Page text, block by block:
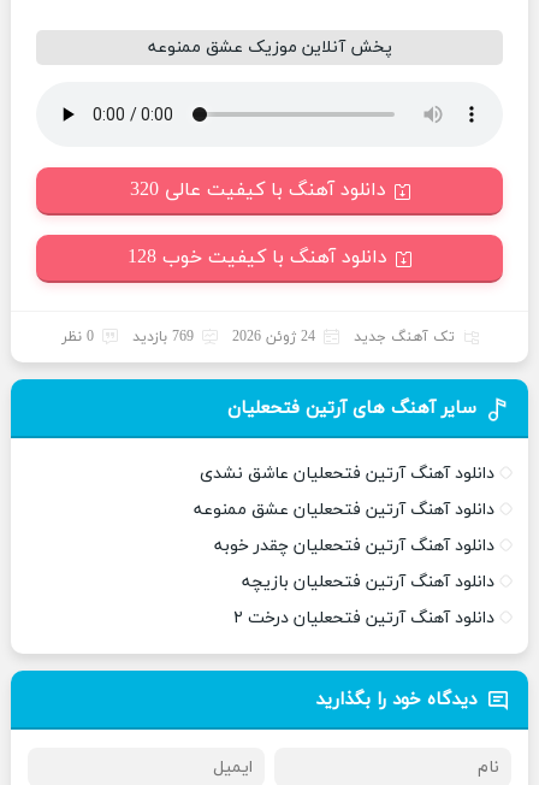
پخش آنلاین موزیک عشق ممنوعه
دانلود آهنگ با کیفیت عالی 320
دانلود آهنگ با کیفیت خوب 128
تک آهنگ جدید 24 ژوئن 2026 769 بازدید 0 نظر
سایر آهنگ های آرتین فتحعلیان
دانلود آهنگ آرتین فتحعلیان عاشق نشدی
دانلود آهنگ آرتین فتحعلیان عشق ممنوعه
دانلود آهنگ آرتین فتحعلیان چقدر خوبه
دانلود آهنگ آرتین فتحعلیان بازیچه
دانلود آهنگ آرتین فتحعلیان درخت ۲
دیدگاه خود را بگذارید